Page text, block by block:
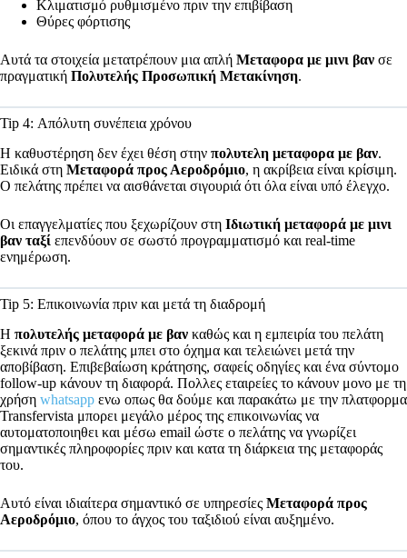
Κλιματισμό ρυθμισμένο πριν την επιβίβαση
Θύρες φόρτισης
Αυτά τα στοιχεία μετατρέπουν μια απλή Μεταφορα με μινι βαν σε
πραγματική Πολυτελής Προσωπική Μετακίνηση.
Tip 4: Απόλυτη συνέπεια χρόνου
Η καθυστέρηση δεν έχει θέση στην πολυτελη μεταφορα με βαν.
Ειδικά στη Μεταφορά προς Αεροδρόμιο, η ακρίβεια είναι κρίσιμη.
Ο πελάτης πρέπει να αισθάνεται σιγουριά ότι όλα είναι υπό έλεγχο.
Οι επαγγελματίες που ξεχωρίζουν στη Ιδιωτική μεταφορά με μινι
βαν ταξί επενδύουν σε σωστό προγραμματισμό και real‑time
ενημέρωση.
Tip 5: Επικοινωνία πριν και μετά τη διαδρομή
Η πολυτελής μεταφορά με βαν καθώς και η εμπειρία του πελάτη
ξεκινά πριν ο πελάτης μπει στο όχημα και τελειώνει μετά την
αποβίβαση. Επιβεβαίωση κράτησης, σαφείς οδηγίες και ένα σύντομο
follow‑up κάνουν τη διαφορά. Πολλες εταιρείες το κάνουν μονο με τη
χρήση whatsapp ενω οπως θα δούμε και παρακάτω με την πλατφορμα
Transfervista μπορει μεγάλο μέρος της επικοινωνίας να
αυτοματοποιηθει και μέσω email ώστε ο πελάτης να γνωρίζει
σημαντικές πληροφορίες πριν και κατα τη διάρκεια της μεταφοράς
του.
Αυτό είναι ιδιαίτερα σημαντικό σε υπηρεσίες Μεταφορά προς
Αεροδρόμιο, όπου το άγχος του ταξιδιού είναι αυξημένο.